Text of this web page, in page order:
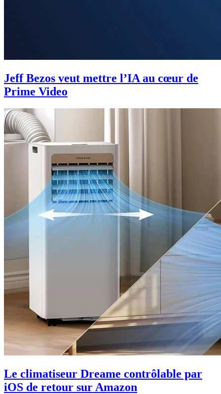
Jeff Bezos veut mettre l’IA au cœur de
Prime Video
Le climatiseur Dreame contrôlable par
iOS de retour sur Amazon